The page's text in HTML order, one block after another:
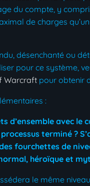
du compte, y
de charges
désenchanté ou
pour ce système,
Warcraft pour obtenir
:
d’ensemble avec
terminé ?
fourchettes de
héroïque et
le même